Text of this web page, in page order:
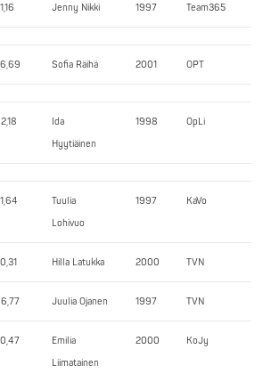
Jenny Nikki 1997 Team365
Sofia Räihä 2001 OPT
Ida
Hyytiäinen
1998 OpLi
Tuulia
Lohivuo
1997 KaVo
Hilla Latukka 2000 TVN
Juulia Ojanen 1997 TVN
Emilia
Liimatainen
2000 KoJy